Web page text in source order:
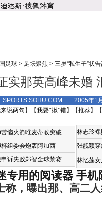
足球 > 足坛聚焦 > 三岁“私生子”状
实那英高峰未婚
SPORTS.SOHU.COM 2005年1
说两句 】【我要“揪”错】【推荐】
恼火箭唯麦蒂敢突破
组委会炮轰阿加西
诉失败郑智全球禁赛
林志玲
张靓颖
林忆莲
专用的阅读器 手机
，曝出那、高二